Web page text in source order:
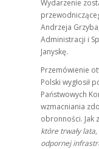
Wydarzenie
Andrzeja
Administracji i
Janyskę.
Przemówienie
Polski wygłosił
Państwowych
wzmacniania
obronności. Jak
które trwały
odpornej